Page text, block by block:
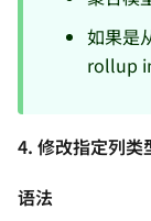
如果是
rollup
4. 修改指定列类
语法